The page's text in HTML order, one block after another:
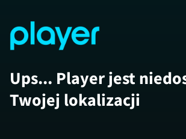
Ups... Player jest
Twojej lokalizacji